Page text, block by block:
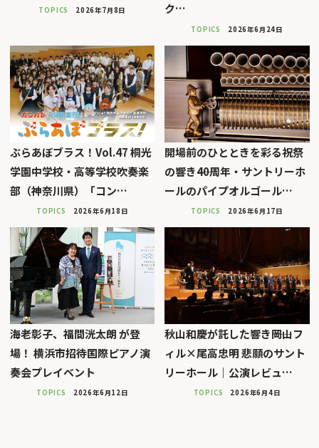
TOPICS 2026年7月8日
ク…
TOPICS 2026年6月24日
ぶらあぼブラス！Vol.47 桐光
学園中学校・高等学校吹奏楽
部（神奈川県）「コン…
TOPICS 2026年6月18日
開場前のひとときを彩る祝祭
の響き――40周年・サントリーホ
ールのパイプオルゴール…
TOPICS 2026年6月17日
海老彰子、福間洸太朗 が登
場！ 横浜市招待国際ピアノ演
奏会プレイベント
TOPICS 2026年6月12日
秋山和慶が託した響き――岡山フ
ィル×尾高忠明 悲願のサント
リーホール｜公演レビュ…
TOPICS 2026年6月4日